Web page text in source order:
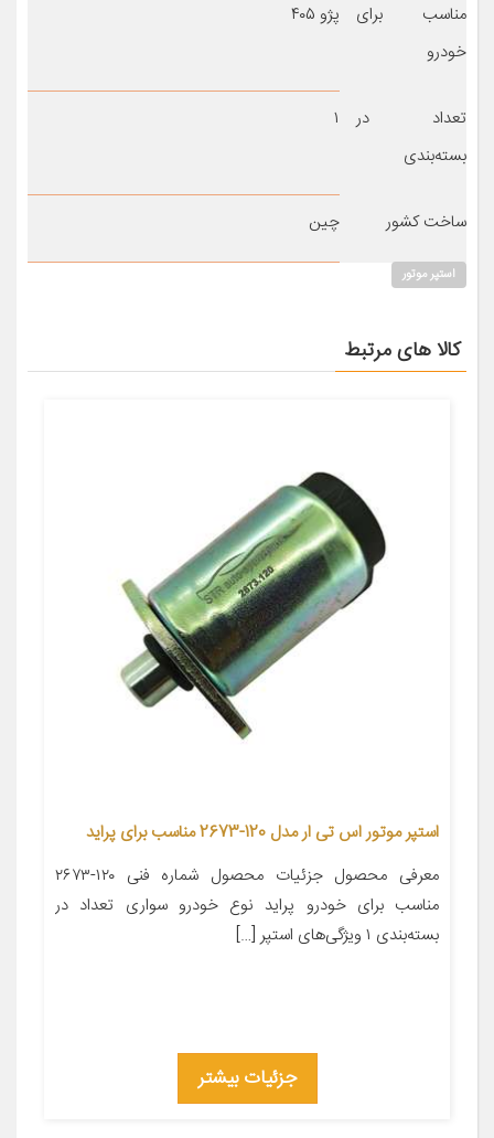
مناسب برای
خودرو
پژو ۴۰۵
تعداد در
بسته‌بندی
۱
ساخت کشور چین
استپر موتور
کالا های مرتبط
استپر موتور اس تی ار مدل 120-2673 مناسب برای پراید
معرفی محصول جزئیات محصول شماره فنی ۱۲۰-۲۶۷۳
مناسب برای خودرو پراید نوع خودرو سواری تعداد در
بسته‌بندی ۱ ویژگی‌های استپر […]
جزئیات بیشتر